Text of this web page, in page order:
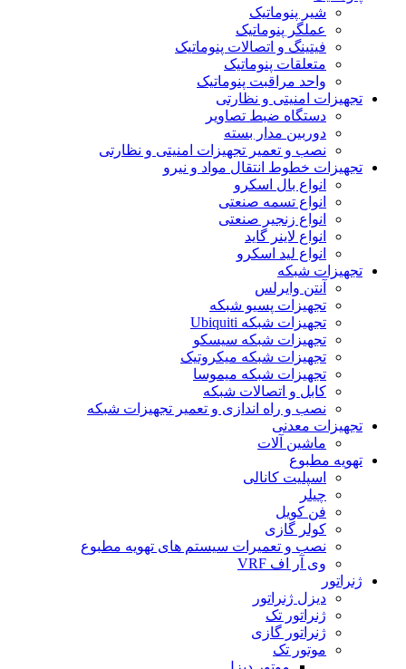
شیر پنوماتیک
عملگر پنوماتیک
فیتینگ و اتصالات پنوماتیک
متعلقات پنوماتیک
واحد مراقبت پنوماتیک
تجهیزات امنیتی و نظارتی
دستگاه ضبط تصاویر
دوربین مدار بسته
نصب و تعمیر تجهیزات امنیتی و نظارتی
تجهیزات خطوط انتقال مواد و نیرو
انواع بال اسکرو
انواع تسمه صنعتی
انواع زنجیر صنعتی
انواع لاینر گاید
انواع لید اسکرو
تجهیزات شبکه
آنتن وایرلس
تجهیزات پسیو شبکه
تجهیزات شبکه Ubiquiti
تجهیزات شبکه سیسکو
تجهیزات شبکه میکروتیک
تجهیزات شبکه میموسا
کابل و اتصالات شبکه
نصب و راه اندازی و تعمیر تجهیزات شبکه
تجهیزات معدنی
ماشین آلات
تهویه مطبوع
اسپلیت کانالی
چیلر
فن کویل
کولر گازی
نصب و تعمیرات سیستم های تهویه مطبوع
وی آر اف VRF
ژنراتور
دیزل ژنراتور
ژنراتور تک
ژنراتور گازی
موتور تک